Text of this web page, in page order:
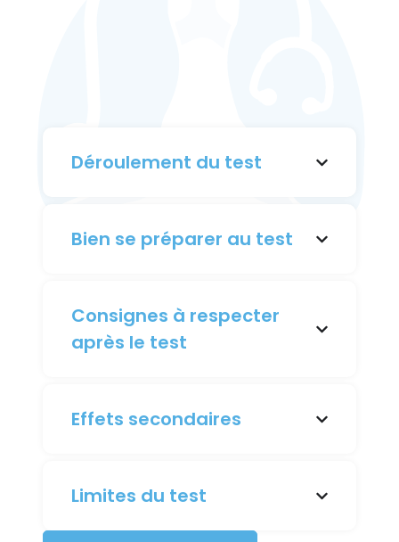
Déroulement du test
Bien se préparer au test
Consignes à respecter
après le test
Effets secondaires
Limites du test